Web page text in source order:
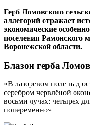
Герб Ломовского
аллегорий отражает
экономические
поселения Рамонского
Воронежской области.
Блазон герба
«В лазоревом поле над
серебром червлёной
восьми лучах: четырех
попеременно»